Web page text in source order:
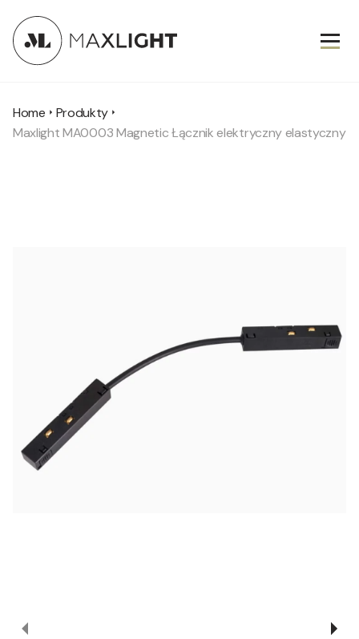
Home
Produkty
Maxlight MA0003 Magnetic Łącznik elektryczny elastyczny